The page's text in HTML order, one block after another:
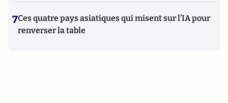
7Ces quatre pays asiatiques qui misent sur l’IA pour
renverser la table